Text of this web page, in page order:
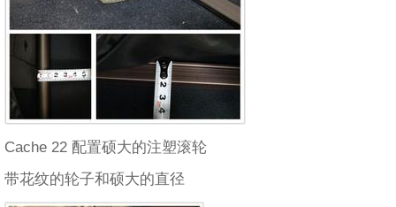
Cache 22 配置硕大的注塑滚轮
带花纹的轮子和硕大的直径